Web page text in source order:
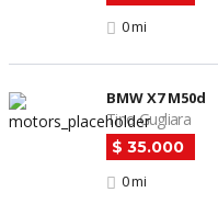
0 mi
BMW X7 M50d
Tino Gugliara
$ 35.000
0 mi